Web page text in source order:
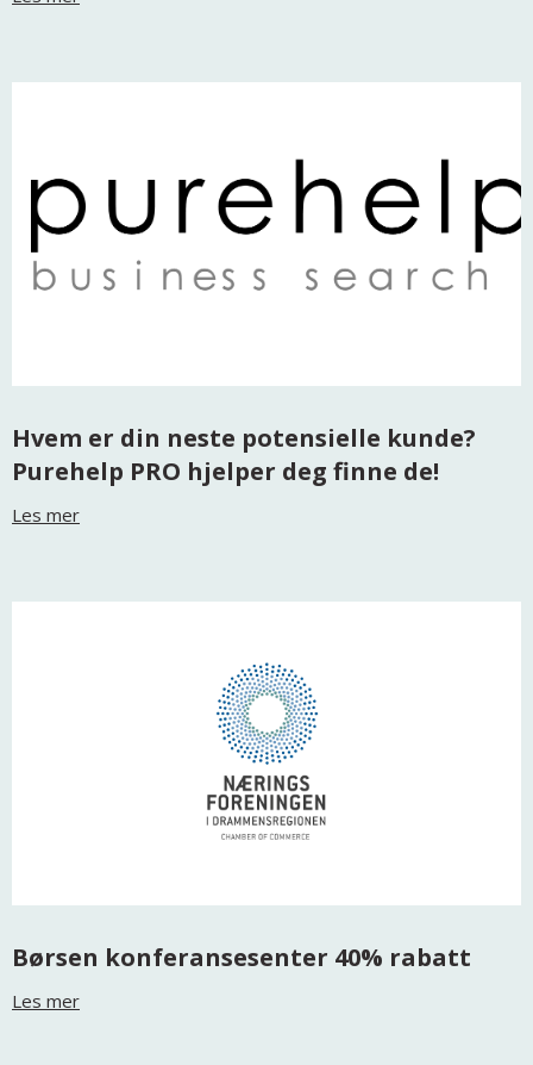
Hvem er din neste potensielle kunde?
Purehelp PRO hjelper deg finne de!
Les mer
Børsen konferansesenter 40% rabatt
Les mer